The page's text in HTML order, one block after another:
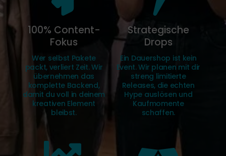
100% Content-
Fokus
Wer selbst Pakete
packt, verliert Zeit. Wir
übernehmen das
komplette Backend,
damit du voll in deinem
kreativen Element
bleibst.
Strategische
Drops
Ein Dauershop ist kein
Event. Wir planen mit dir
streng limitierte
Releases, die echten
Hype auslösen und
Kaufmomente
schaffen.